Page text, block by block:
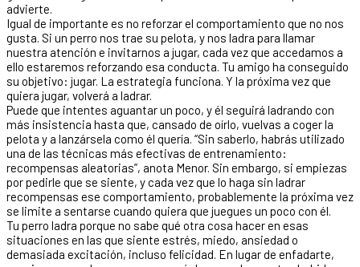
advierte.
Igual de importante es no reforzar el comportamiento que no nos
gusta. Si un perro nos trae su pelota, y nos ladra para llamar
nuestra atención e invitarnos a jugar, cada vez que accedamos a
ello estaremos reforzando esa conducta. Tu amigo ha conseguido
su objetivo: jugar. La estrategia funciona. Y la próxima vez que
quiera jugar, volverá a ladrar.
Puede que intentes aguantar un poco, y él seguirá ladrando con
más insistencia hasta que, cansado de oírlo, vuelvas a coger la
pelota y a lanzársela como él quería. “Sin saberlo, habrás utilizado
una de las técnicas más efectivas de entrenamiento:
recompensas aleatorias”, anota Menor. Sin embargo, si empiezas
por pedirle que se siente, y cada vez que lo haga sin ladrar
recompensas ese comportamiento, probablemente la próxima vez
se limite a sentarse cuando quiera que juegues un poco con él.
Tu perro ladra porque no sabe qué otra cosa hacer en esas
situaciones en las que siente estrés, miedo, ansiedad o
demasiada excitación, incluso felicidad. En lugar de enfadarte,